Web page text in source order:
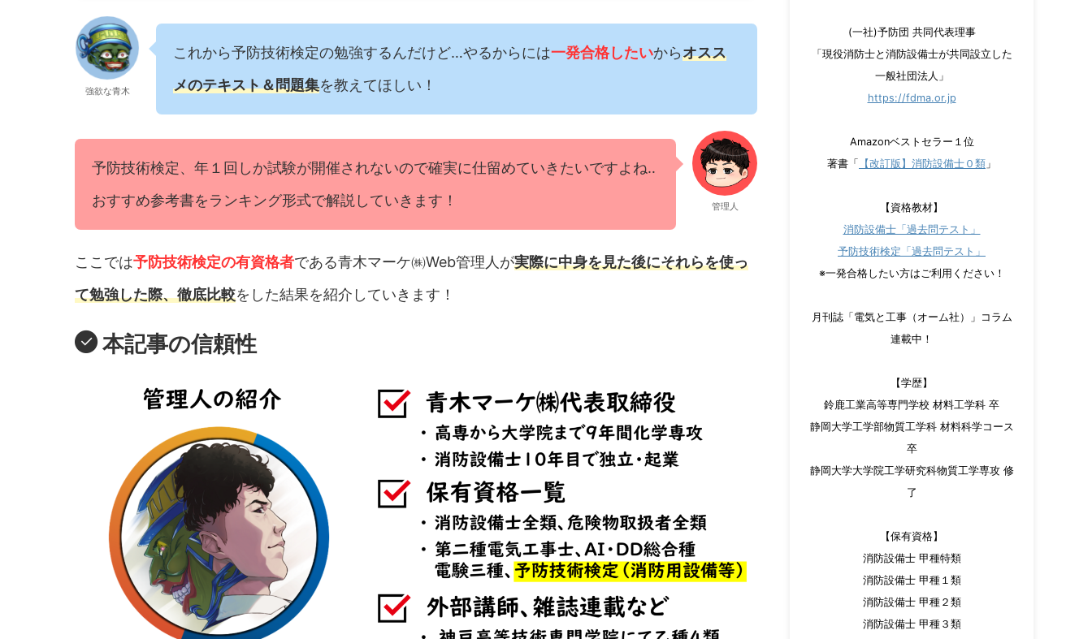
強欲な青木
これから予防技術検定の勉強するんだけど…やるからには一発合格したいからオスス
メのテキスト＆問題集を教えてほしい！
予防技術検定、年１回しか試験が開催されないので確実に仕留めていきたいですよね‥
おすすめ参考書をランキング形式で解説していきます！
管理人
ここでは予防技術検定の有資格者である青木マーケ㈱Web管理人が実際に中身を見た後にそれらを使っ
て勉強した際、徹底比較をした結果を紹介していきます！
本記事の信頼性
(一社)予防団 共同代表理事
「現役消防士と消防設備士が共同設立した
一般社団法人」
https://fdma.or.jp
Amazonベストセラー１位
著書「
【改訂版】消防設備士０類 」
【資格教材】
消防設備士「過去問テスト」
予防技術検定「過去問テスト」
※一発合格したい方はご利用ください！
月刊誌「電気と工事（オーム社）」コラム
連載中！
【学歴】
鈴鹿工業高等専門学校 材料工学科 卒
静岡大学工学部物質工学科 材料科学コース
卒
静岡大学大学院工学研究科物質工学専攻 修
了
【保有資格】
消防設備士 甲種特類
消防設備士 甲種１類
消防設備士 甲種２類
消防設備士 甲種３類